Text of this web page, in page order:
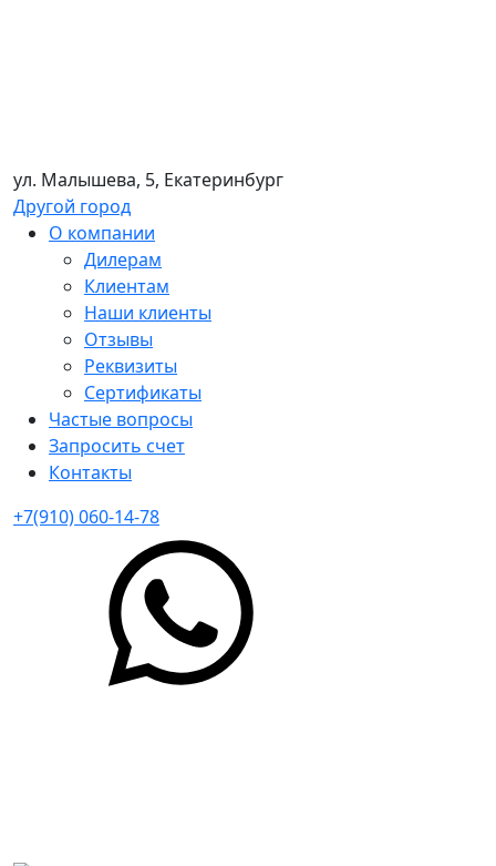
ул. Малышева, 5, Екатеринбург
Другой город
О компании
Дилерам
Клиентам
Наши клиенты
Отзывы
Реквизиты
Сертификаты
Частые вопросы
Запросить счет
Контакты
+7(910) 060-14-78